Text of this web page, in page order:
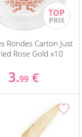
Rondes Carton Just
Rose Gold x10
3.99 €